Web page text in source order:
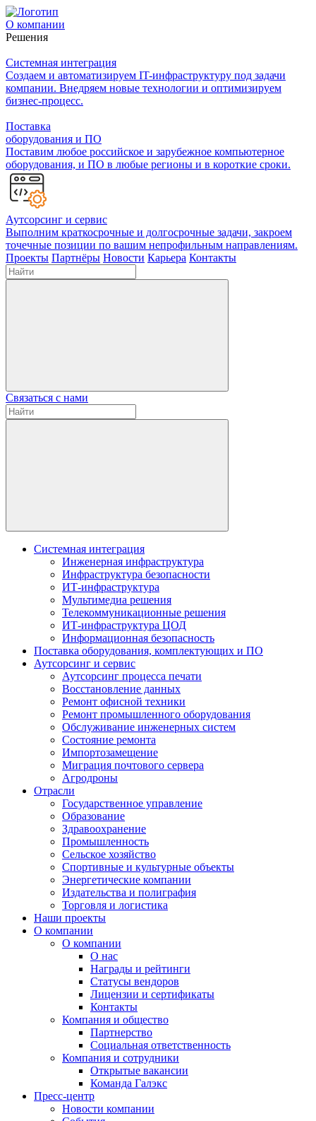
О компании
Решения
Системная интеграция
Создаем и автоматизируем IT-инфраструктуру под задачи
компании. Внедряем новые технологии и оптимизируем
бизнес-процесс.
Поставка
оборудования и ПО
Поставим любое российское и зарубежное компьютерное
оборудования, и ПО в любые регионы и в короткие сроки.
Аутсорсинг и сервис
Выполним краткосрочные и долгосрочные задачи, закроем
точечные позиции по вашим непрофильным направлениям.
Проекты Партнёры Новости Карьера Контакты
Связаться с нами
Системная интеграция
Инженерная инфраструктура
Инфраструктура безопасности
ИТ-инфраструктура
Мультимедиа решения
Телекоммуникационные решения
ИТ-инфраструктура ЦОД
Информационная безопасность
Поставка оборудования, комплектующих и ПО
Аутсорсинг и сервис
Аутсорсинг процесса печати
Восстановление данных
Ремонт офисной техники
Ремонт промышленного оборудования
Обслуживание инженерных систем
Состояние ремонта
Импортозамещение
Миграция почтового сервера
Агродроны
Отрасли
Государственное управление
Образование
Здравоохранение
Промышленность
Сельское хозяйство
Спортивные и культурные объекты
Энергетические компании
Издательства и полиграфия
Торговля и логистика
Наши проекты
О компании
О компании
О нас
Награды и рейтинги
Статусы вендоров
Лицензии и сертификаты
Контакты
Компания и общество
Партнерство
Социальная ответственность
Компания и сотрудники
Открытые вакансии
Команда Галэкс
Пресс-центр
Новости компании